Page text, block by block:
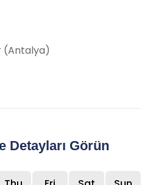
(Antalya)
Detayları Görün